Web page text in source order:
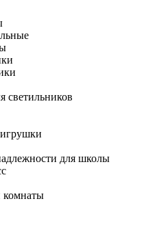
светильников
для школы
комнаты